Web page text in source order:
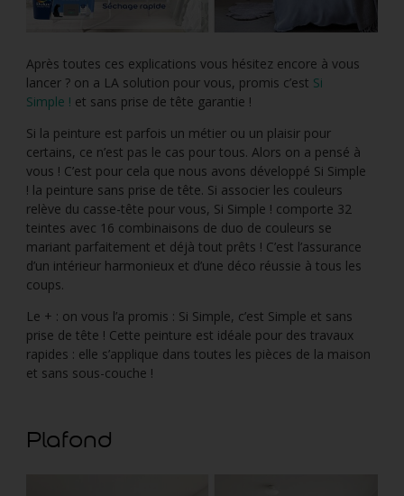
Après toutes ces explications vous hésitez encore à vous
lancer ? on a LA solution pour vous, promis c’est Si
Simple ! et sans prise de tête garantie !
Si la peinture est parfois un métier ou un plaisir pour
certains, ce n’est pas le cas pour tous. Alors on a pensé à
vous ! C’est pour cela que nous avons développé Si Simple
! la peinture sans prise de tête. Si associer les couleurs
relève du casse-tête pour vous, Si Simple ! comporte 32
teintes avec 16 combinaisons de duo de couleurs se
mariant parfaitement et déjà tout prêts ! C’est l’assurance
d’un intérieur harmonieux et d’une déco réussie à tous les
coups.
Le + : on vous l’a promis : Si Simple, c’est Simple et sans
prise de tête ! Cette peinture est idéale pour des travaux
rapides : elle s’applique dans toutes les pièces de la maison
et sans sous-couche !
Plafond